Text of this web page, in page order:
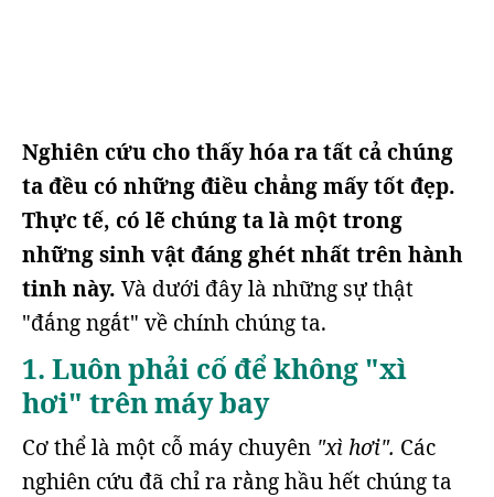
Nghiên cứu cho thấy hóa ra tất cả chúng
ta đều có những điều chẳng mấy tốt đẹp.
Thực tế, có lẽ chúng ta là một trong
những sinh vật đáng ghét nhất trên hành
tinh này. Và dưới đây là những sự thật
"đắng ngắt" về chính chúng ta.
1. Luôn phải cố để không "xì
hơi" trên máy bay
Cơ thể là một cỗ máy chuyên "xì hơi". Các
nghiên cứu đã chỉ ra rằng hầu hết chúng ta